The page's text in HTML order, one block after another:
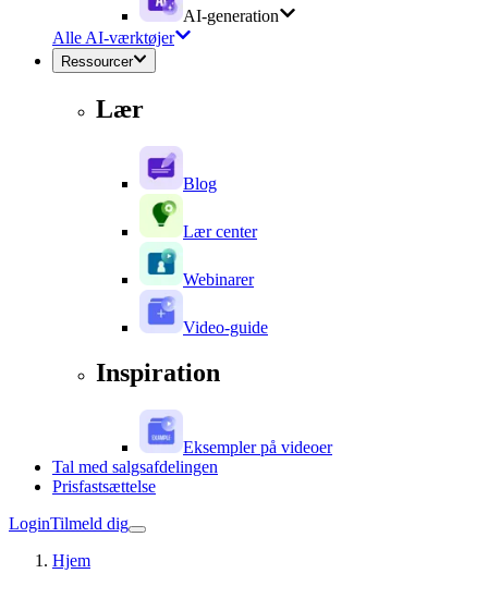
AI-generation
Alle AI-værktøjer
Ressourcer
Lær
Blog
Lær center
Webinarer
Video-guide
Inspiration
Eksempler på videoer
Tal med salgsafdelingen
Prisfastsættelse
LoginTilmeld dig
Hjem